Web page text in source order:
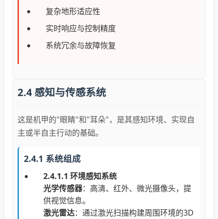
复杂地形适应性
实时响应与控制精度
系统冗余与故障恢复
2.4 感知与传感系统
这是机甲的"眼睛"和"耳朵"，是其感知环境、实现自
主或半自主行动的基础。
2.4.1 系统组成
2.4.1.1 环境感知系统
光学传感器：高清、红外、微光摄像头，提
供视觉信息。
激光雷达：通过激光扫描构建周围环境的3D